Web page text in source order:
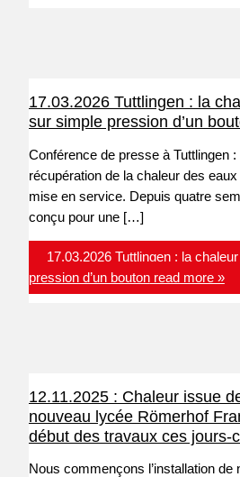
17.03.2026 Tuttlingen : la
sur simple pression d’un
Conférence de presse à Tuttlingen
récupération de la chaleur des
mise en service. Depuis quatre
conçu pour une […]
17.03.2026 Tuttlingen : la
pression d’un boutonread more »
12.11.2025 : Chaleur issue
nouveau lycée Römerhof
début des travaux ces jours-
Nous commençons l’installation